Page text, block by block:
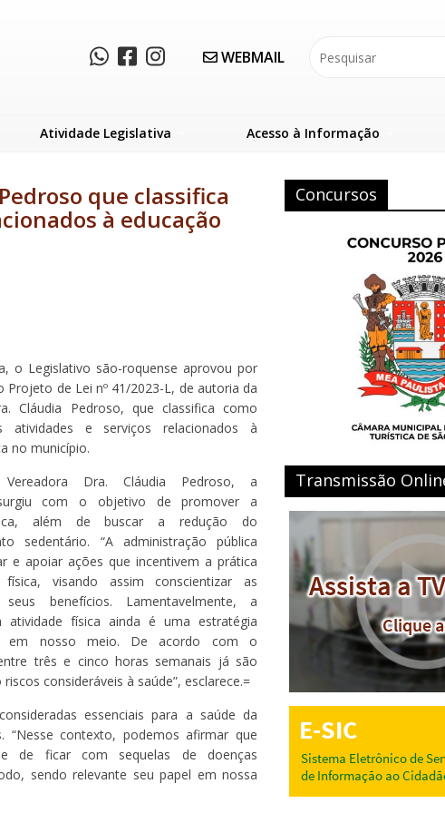
WEBMAIL
Atividade Legislativa Acesso à Informação
que classifica
à educação
o Legislativo são-roquense aprovou por
Projeto de Lei nº 41/2023-L, de autoria da
Cláudia Pedroso, que classifica como
atividades e serviços relacionados à
no município.
Dra. Cláudia Pedroso, a
com o objetivo de promover a
além de buscar a redução do
sedentário. “A administração pública
e apoiar ações que incentivem a prática
visando assim conscientizar as
benefícios. Lamentavelmente, a
atividade física ainda é uma estratégia
em nosso meio. De acordo com o
três e cinco horas semanais já são
consideráveis à saúde”, esclarece.=
essenciais para a saúde da
“Nesse contexto, podemos afirmar que
de ficar com sequelas de doenças
sendo relevante seu papel em nossa
Concursos
Transmissão